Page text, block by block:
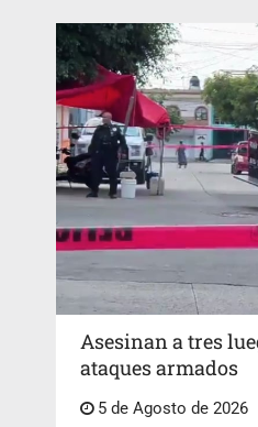
Asesinan a tres
ataques armados
5 de Agosto de 2026